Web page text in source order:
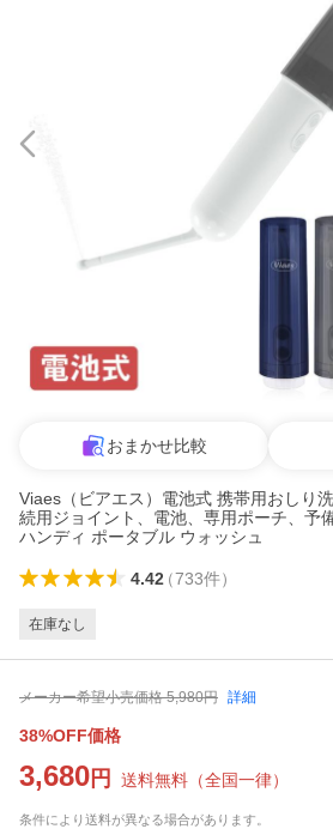
おまかせ比較
Viaes（ビアエス）電池式 携帯用おしり
続用ジョイント、電池、専用ポーチ、予
ハンディ ポータブル ウォッシュ
4.42（733件）
在庫なし
メーカー希望小売価格 5,980円 詳細
38%OFF価格
3,680 円 送料無料 （全国一律）
条件により送料が異なる場合があります。